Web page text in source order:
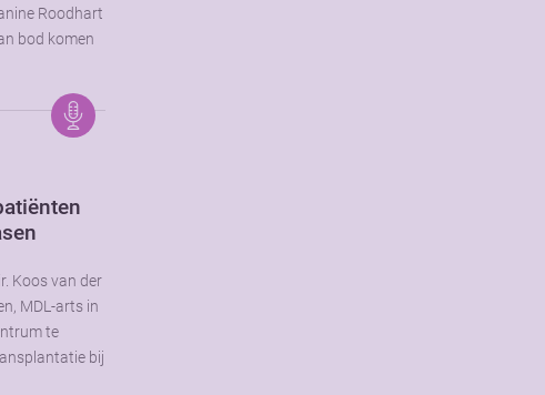
Roodhart
bod komen
Koos van der
MDL-arts in
te
bij